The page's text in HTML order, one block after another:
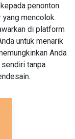
penonton
mencolok.
di platform
untuk menarik
Anda
tanpa